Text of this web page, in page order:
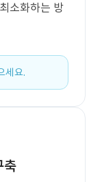
소화하는 방
세요.
축